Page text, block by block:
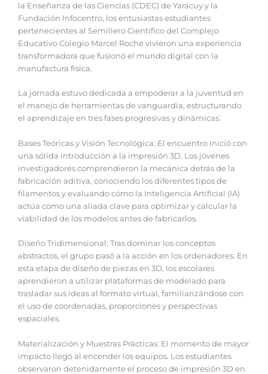
la Enseñanza de las Ciencias (CDEC) de Yaracuy y la
Fundación Infocentro, los entusiastas estudiantes
pertenecientes al Semillero Científico del Complejo
Educativo Colegio Marcel Roche vivieron una experiencia
transformadora que fusionó el mundo digital con la
manufactura física.
La jornada estuvo dedicada a empoderar a la juventud en
el manejo de herramientas de vanguardia, estructurando
el aprendizaje en tres fases progresivas y dinámicas:
Bases Teóricas y Visión Tecnológica: El encuentro inició con
una sólida introducción a la impresión 3D. Los jóvenes
investigadores comprendieron la mecánica detrás de la
fabricación aditiva, conociendo los diferentes tipos de
filamentos y evaluando cómo la Inteligencia Artificial (IA)
actúa como una aliada clave para optimizar y calcular la
viabilidad de los modelos antes de fabricarlos.
Diseño Tridimensional: Tras dominar los conceptos
abstractos, el grupo pasó a la acción en los ordenadores. En
esta etapa de diseño de piezas en 3D, los escolares
aprendieron a utilizar plataformas de modelado para
trasladar sus ideas al formato virtual, familiarizándose con
el uso de coordenadas, proporciones y perspectivas
espaciales.
Materialización y Muestras Prácticas: El momento de mayor
impacto llegó al encender los equipos. Los estudiantes
observaron detenidamente el proceso de impresión 3D en